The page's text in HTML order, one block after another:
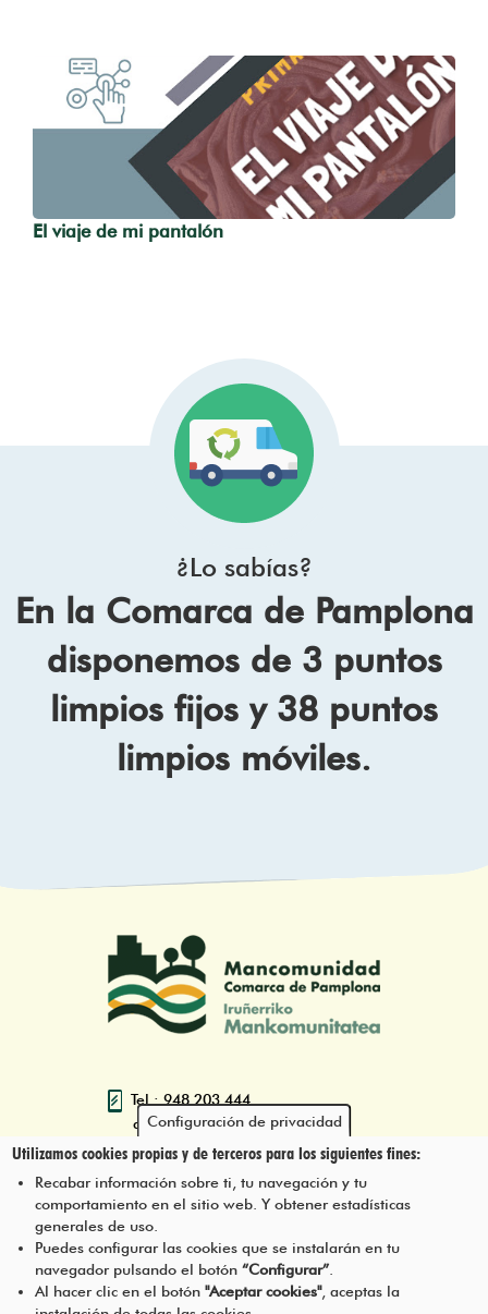
El viaje de mi pantalón
¿Lo sabías?
En la Comarca de Pamplona
disponemos de 3 puntos
limpios fijos y 38 puntos
limpios móviles.
Tel.: 948 203 444
atencion@mancoeduca.com
Programa de Educación Ambiental
Escolar de la Mancomunidad de la
Pie
CONTÁCTANOS
Configuración de privacidad
Utilizamos cookies propias y de terceros para los siguientes fines:
Recabar información sobre ti, tu navegación y tu
comportamiento en el sitio web. Y obtener estadísticas
generales de uso.
Puedes configurar las cookies que se instalarán en tu
navegador pulsando el botón“Configurar”
Al hacer clic en el botón"Aceptar cookies", aceptas la